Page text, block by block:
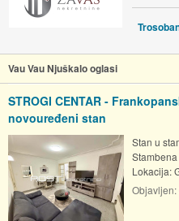
Vau Vau Njuškalo oglasi
STROGI CENTAR -
novouređeni stan
Stan u
Lokacija:
Objavljen: